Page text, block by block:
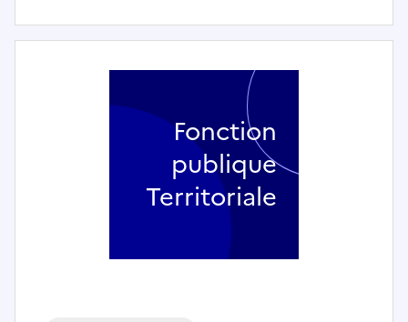
Fonction
publique
Territoriale